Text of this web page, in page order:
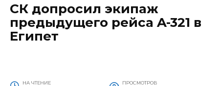
СК допросил экипаж
предыдущего рейса A-321 в
Египет
НА ЧТЕНИЕ ПРОСМОТРОВ